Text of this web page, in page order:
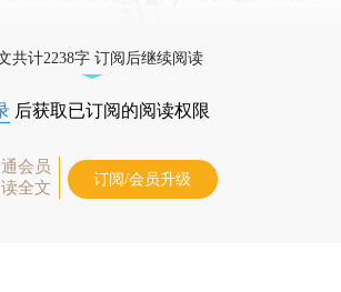
共计2238字 订阅后继续阅读
后获取已订阅的阅读权限
会员
全文
订阅/会员升级